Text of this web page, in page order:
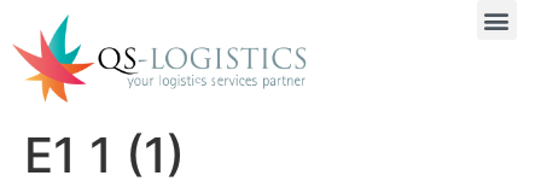
E1 1 (1)